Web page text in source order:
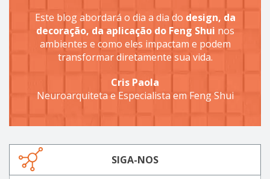
Este blog abordará o dia a dia do design, da
decoração, da aplicação do Feng Shui nos
ambientes e como eles impactam e podem
transformar diretamente sua vida.
Cris Paola
Neuroarquiteta e Especialista em Feng Shui
SIGA-NOS